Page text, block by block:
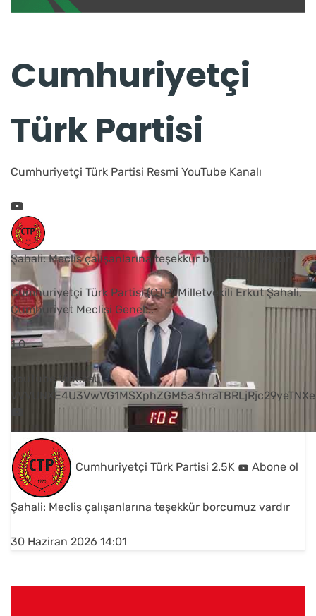
Cumhuriyetçi
Türk Partisi
Cumhuriyetçi Türk Partisi Resmi YouTube Kanalı
Şahali: Meclis çalışanlarına teşekkür borcumuz vardır
Cumhuriyetçi Türk Partisi (CTP) Milletvekili Erkut Şahali,
Cumhuriyet Meclisi Genel...
1 0
YouTube Videosu
Cumhuriyetçi Türk Partisi 2.5K Abone ol
Şahali: Meclis çalışanlarına teşekkür borcumuz vardır
30 Haziran 2026 14:01